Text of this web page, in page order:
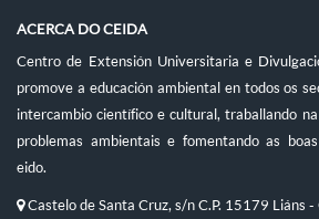
ACERCA DO CEIDA
Centro de Extensión Universitaria e
promove a educación ambiental en todos os
intercambio científico e cultural, traballando
problemas ambientais e fomentando as
eido.
Castelo de Santa Cruz, s/n C.P. 15179 Liáns -